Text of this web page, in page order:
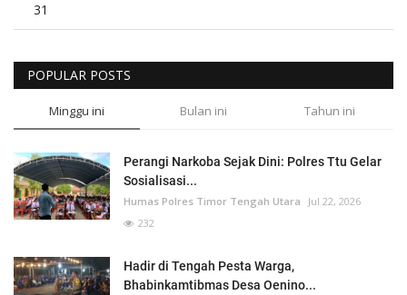
31
POPULAR POSTS
Minggu ini Bulan ini Tahun ini
Perangi Narkoba Sejak Dini: Polres Ttu Gelar
Sosialisasi...
Humas Polres Timor Tengah Utara
Jul 22, 2026
232
Hadir di Tengah Pesta Warga,
Bhabinkamtibmas Desa Oenino...